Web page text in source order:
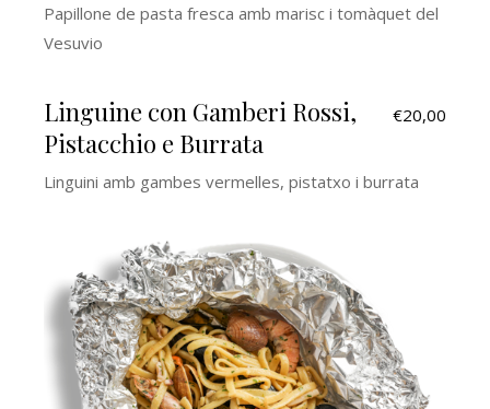
Papillone de pasta fresca amb marisc i tomàquet del
Vesuvio
Linguine con Gamberi Rossi,
Pistacchio e Burrata
€20,00
Linguini amb gambes vermelles, pistatxo i burrata